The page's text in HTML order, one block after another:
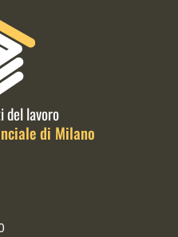
e link
del lavoro
di Milano